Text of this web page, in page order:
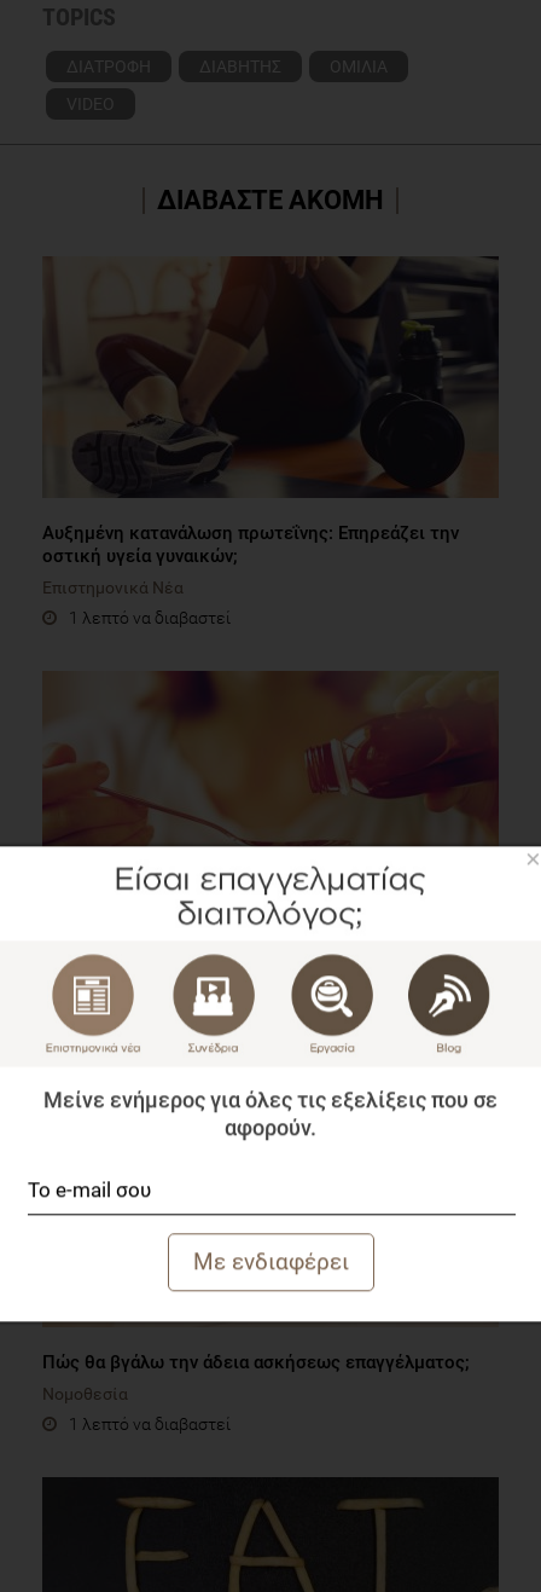
TOPICS
ΔΙΑΤΡΟΦΗ ΔΙΑΒΗΤΗΣ
ΟΜΙΛΙΑ
VIDEO
ΔΙΑΒΑΣΤΕ ΑΚΟΜΗ
Αυξημένη κατανάλωση πρωτεΐνης: Επηρεάζει την
οστική υγεία γυναικών;
Επιστημονικά Νέα
1 λεπτό να διαβαστεί
κατανάλωση ω3 λιπαρών
Blog
2 λεπτά να διαβαστεί
Πώς θα βγάλω την άδεια ασκήσεως επαγγέλματος;
Νομοθεσία
1 λεπτό να διαβαστεί
×
Μείνε ενήμερος για όλες τις εξελίξεις που σε
αφορούν.